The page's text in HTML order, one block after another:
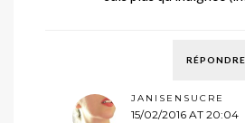
RÉPONDRE
JANISENSUCRE
15/02/2016 AT 20:04